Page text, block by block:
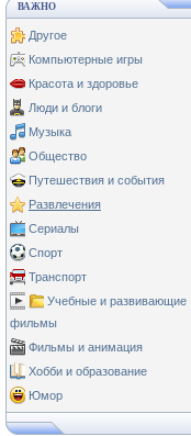
ВАЖНО
Другое
Компьютерные игры
Красота и здоровье
Люди и блоги
Музыка
Общество
Путешествия и события
Развлечения
Сериалы
Спорт
Транспорт
Учебные и развивающие
фильмы
Фильмы и анимация
Хобби и образование
Юмор